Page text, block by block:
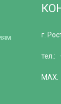
г.
тел.:
MAX: